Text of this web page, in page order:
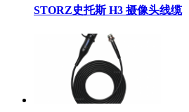
STORZ史托斯 H3 摄像头线缆